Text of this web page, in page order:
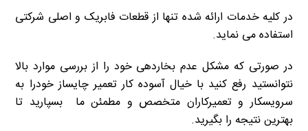
در کلیه خدمات ارائه شده تنها از قطعات فابریک و اصلی شرکتی
استفاده می نماید.
در صورتی که مشکل عدم بخاردهی خود را از بررسی موارد بالا
نتوانستید رفع کنید با خیال آسوده کار تعمیر چایساز خودرا به
سرویسکار و تعمیرکاران متخصص و مطمئن ما بسپارید تا
بهترین نتیجه را بگیرید.